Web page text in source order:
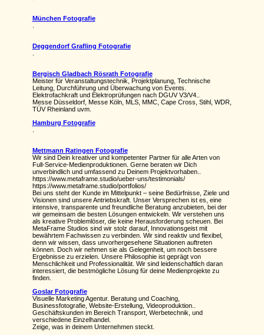
München Fotografie
Deggendorf Grafling Fotografie
Bergisch Gladbach Rösrath Fotografie
Meister für Veranstaltungstechnik, Projektplanung, Technische
Leitung, Durchführung und Überwachung von Events.
Elektrofachkraft und Elektroprüfungen nach DGUV V3/V4..
Messe Düsseldorf, Messe Köln, MLS, MMC, Cape Cross, Stihl, WDR,
TÜV Rheinland uvm.
Hamburg Fotografie
Mettmann Ratingen Fotografie
Wir sind Dein kreativer und kompetenter Partner für alle Arten von
Full-Service-Medienproduktionen. Gerne beraten wir Dich
unverbindlich und umfassend zu Deinem Projektvorhaben..
https://www.metaframe.studio/ueber-uns/testimonials/
https://www.metaframe.studio/portfolios/
Bei uns steht der Kunde im Mittelpunkt – seine Bedürfnisse, Ziele und
Visionen sind unsere Antriebskraft. Unser Versprechen ist es, eine
intensive, transparente und freundliche Beratung anzubieten, bei der
wir gemeinsam die besten Lösungen entwickeln. Wir verstehen uns
als kreative Problemlöser, die keine Herausforderung scheuen. Bei
MetaFrame Studios sind wir stolz darauf, Innovationsgeist mit
bewährtem Fachwissen zu verbinden. Wir sind reaktiv und flexibel,
denn wir wissen, dass unvorhergesehene Situationen auftreten
können. Doch wir nehmen sie als Gelegenheit, um noch bessere
Ergebnisse zu erzielen. Unsere Philosophie ist geprägt von
Menschlichkeit und Professionalität. Wir sind leidenschaftlich daran
interessiert, die bestmögliche Lösung für deine Medienprojekte zu
finden.
Goslar Fotografie
Visuelle Marketing Agentur. Beratung und Coaching,
Businessfotografie, Website-Erstellung, Videoproduktion..
Geschäftskunden im Bereich Transport, Werbetechnik, und
verschiedene Einzelhandel.
Zeige, was in deinem Unternehmen steckt.